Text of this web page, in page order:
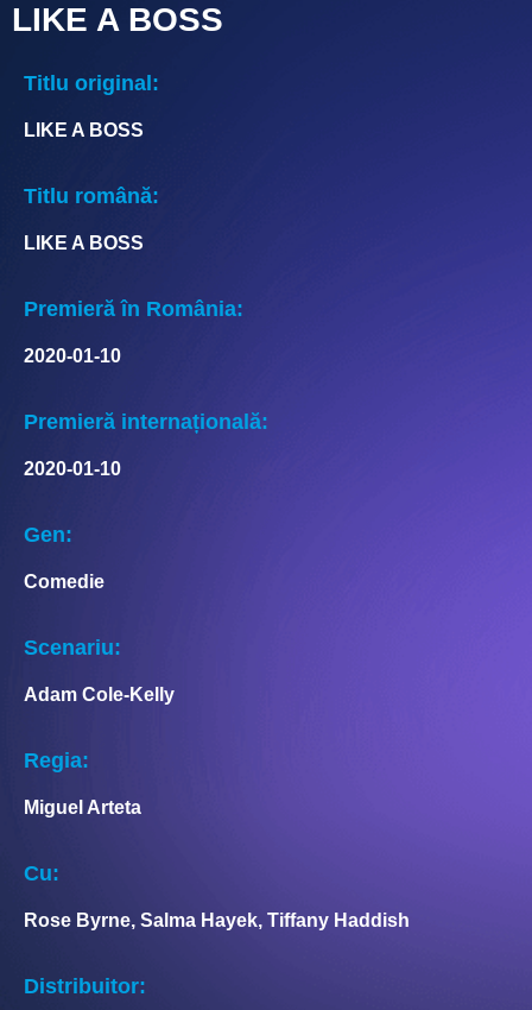
LIKE A BOSS
Titlu original:
LIKE A BOSS
Titlu română:
LIKE A BOSS
Premieră în România:
2020-01-10
Premieră internațională:
2020-01-10
Gen:
Comedie
Scenariu:
Adam Cole-Kelly
Regia:
Miguel Arteta
Cu:
Rose Byrne, Salma Hayek, Tiffany Haddish
Distribuitor: